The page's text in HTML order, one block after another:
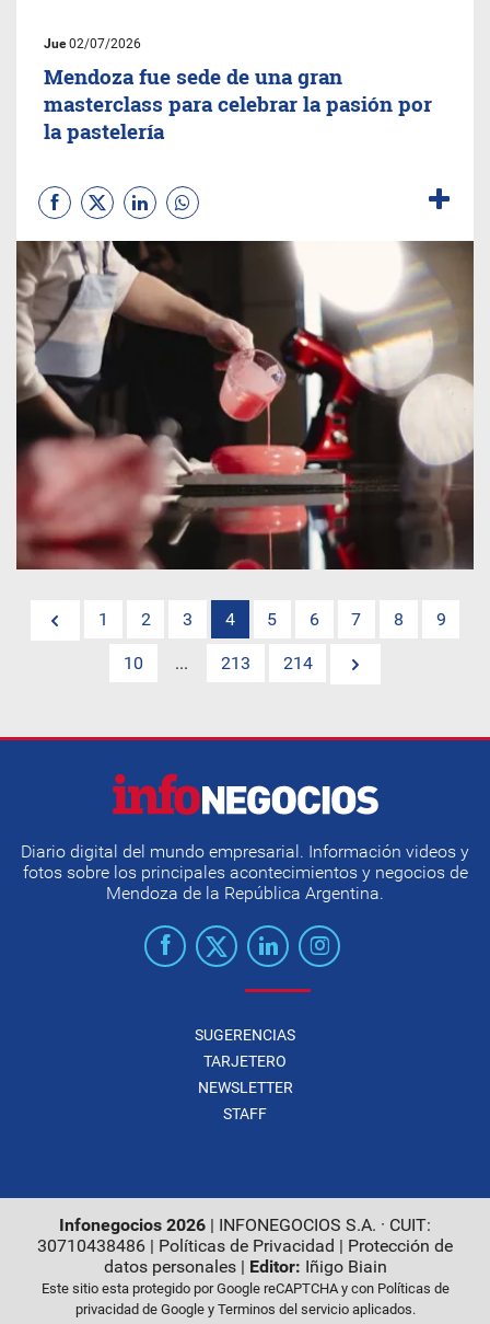
Jue02/07/2026
Mendoza fue sede de una gran
masterclass para celebrar la pasión por
la pastelería
1 2 3 4 5 6 7 8 9
10 ... 213 214
Diario digital del mundo empresarial. Información videos y
fotos sobre los principales acontecimientos y negocios de
Mendoza de la República Argentina.
SUGERENCIAS
TARJETERO
NEWSLETTER
STAFF
Infonegocios 2026 | INFONEGOCIOS S.A. · CUIT:
30710438486 | Políticas de Privacidad | Protección de
datos personales| Editor: Iñigo Biain
Este sitio esta protegido por Google reCAPTCHA y con Políticas de
privacidad de Googley Terminos del servicioaplicados.